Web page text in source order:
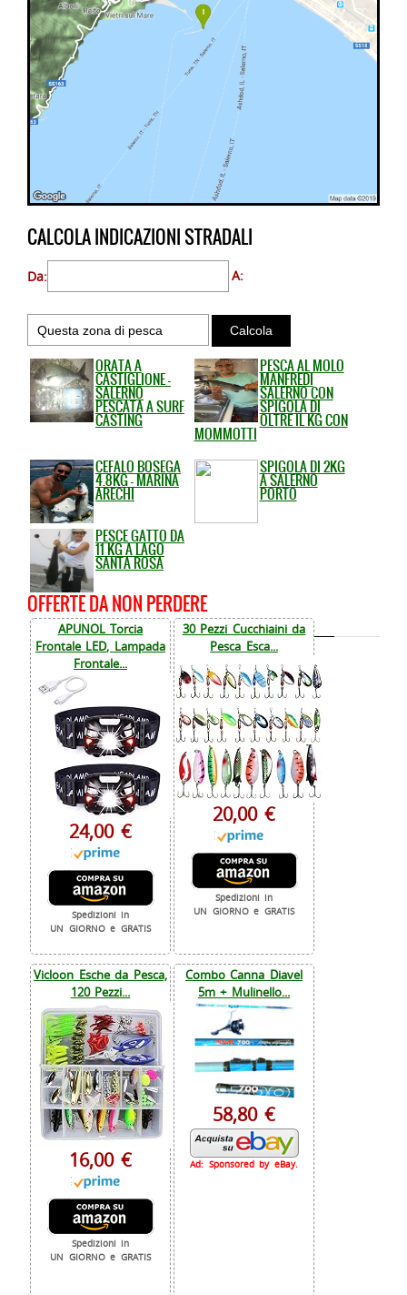
CALCOLA INDICAZIONI STRADALI
Da: A:
ORATA A
CASTIGLIONE -
SALERNO
PESCATA A SURF
CASTING
PESCA AL MOLO
MANFREDI
SALERNO CON
SPIGOLA DI
OLTRE IL KG CON
MOMMOTTI
CEFALO BOSEGA
4.8KG - MARINA
ARECHI
SPIGOLA DI 2KG
A SALERNO
PORTO
PESCE GATTO DA
11 KG A LAGO
SANTA ROSA
OFFERTE DA NON PERDERE
APUNOL Torcia
Frontale LED, Lampada
Frontale...
24,00 €
Spedizioni in
UN GIORNO e GRATIS
30 Pezzi Cucchiaini da
Pesca Esca...
20,00 €
Spedizioni in
UN GIORNO e GRATIS
Vicloon Esche da Pesca,
120 Pezzi...
16,00 €
Spedizioni in
UN GIORNO e GRATIS
Combo Canna Diavel
5m + Mulinello...
58,80 €
Ad: Sponsored by eBay.